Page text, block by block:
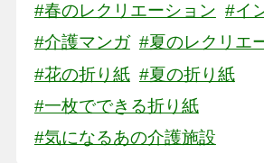
#春のレクリエーション #イ
#介護マンガ #夏のレクリエ
#花の折り紙 #夏の折り紙
#一枚でできる折り紙
#気になるあの介護施設